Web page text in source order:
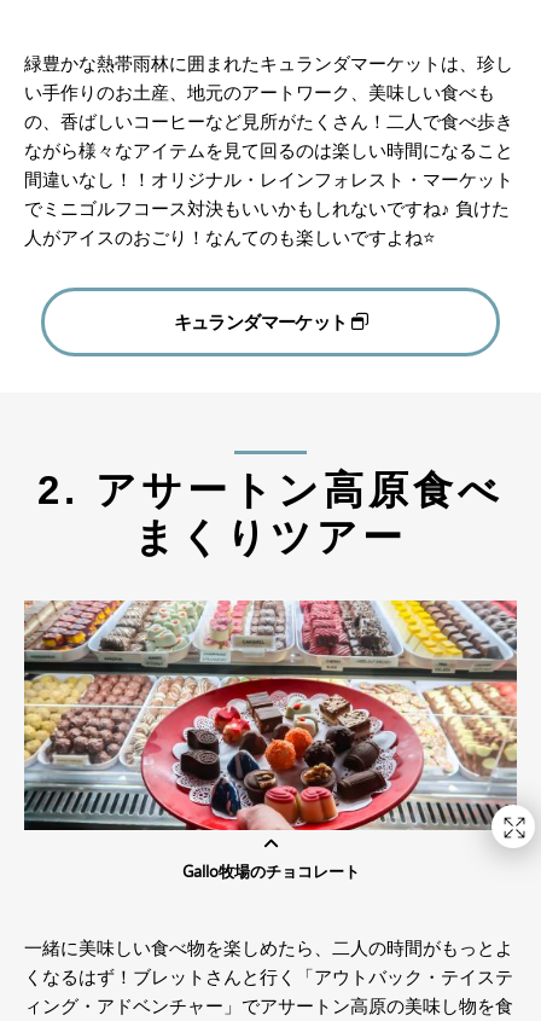
緑豊かな熱帯雨林に囲まれたキュランダマーケットは、珍し
い手作りのお土産、地元のアートワーク、美味しい食べも
の、香ばしいコーヒーなど見所がたくさん！二人で食べ歩き
ながら様々なアイテムを見て回るのは楽しい時間になること
間違いなし！！オリジナル・レインフォレスト・マーケット
でミニゴルフコース対決もいいかもしれないですね♪ 負けた
人がアイスのおごり！なんてのも楽しいですよね⭐️
キュランダマーケット
2. アサートン高原食べ
まくりツアー
Gallo牧場のチョコレート
一緒に美味しい食べ物を楽しめたら、二人の時間がもっとよ
くなるはず！ブレットさんと行く「アウトバック・テイステ
ィング・アドベンチャー」でアサートン高原の美味し物を食